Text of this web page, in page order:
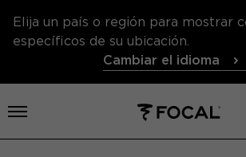
Elija un país o región para mostrar
específicos de su ubicación.
Cambiar el idioma
Abrir el menú